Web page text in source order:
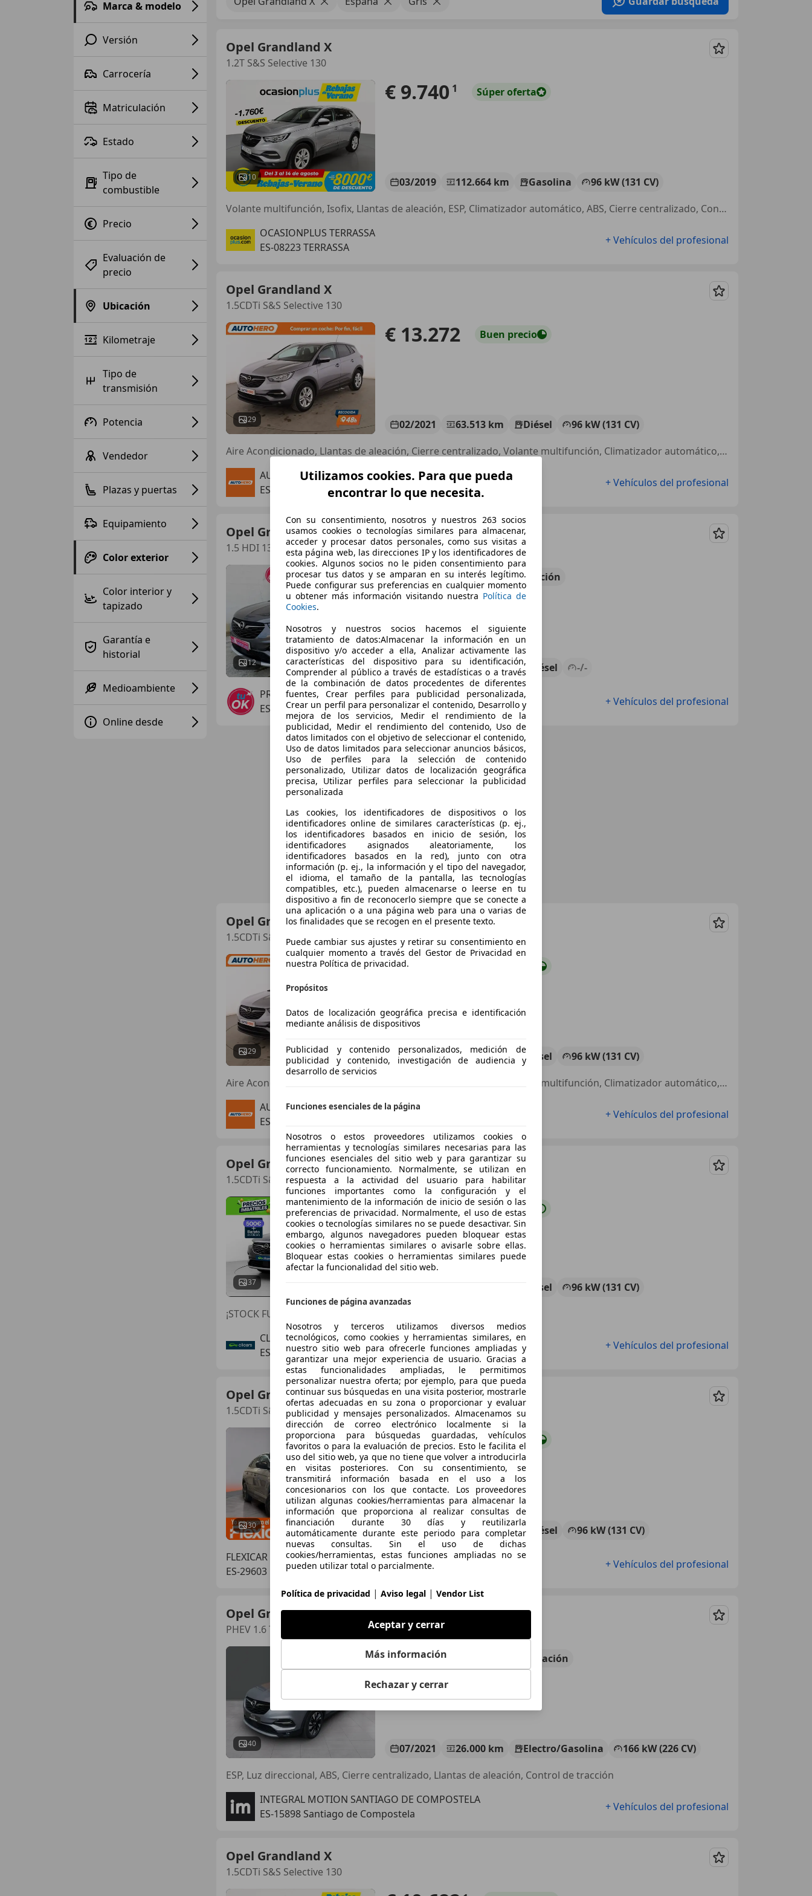
Marca & modelo
Versión
Carrocería
Matriculación
Estado
Tipo de
combustible
Precio
Evaluación de
precio
Ubicación
Kilometraje
Tipo de
transmisión
Potencia
Vendedor
Plazas y puertas
Equipamiento
Color exterior
Color interior y
tapizado
Garantía e
historial
Medioambiente
Online desde
Opel Grandland X
1.2T S&S Selective 130
Guardar
10
€ 9.740 1 Súperoferta
03/2019 112.664 km Gasolina
96 kW (131 CV)
Volante multifunción, Isofix, Llantas de aleación, ESP, Climatizador automático, ABS, Cierre centralizado, Control de tracción
OCASIONPLUS TERRASSA
ES-08223 TERRASSA
+ Vehículos del profesional
Opel Grandland X
1.5CDTi S&S Selective 130
Guardar
29
€ 13.272 Buen precio
02/2021 63.513 km Diésel
96 kW (131 CV)
Aire Acondicionado, Llantas de aleación, Cierre centralizado, Volante multifunción, Climatizador automático, Control de tracción, ESP
AUTOHERO CENTER MADRID
ES-28050 MADRID
+ Vehículos del profesional
Opel Grandland X
1.5 HDI 130Cv
Guardar
12
€ 14.900 Sincomparación
05/2019 171.800 km Diésel
-/-
PRAGAMOVIL
ES-49023 ZAMORA
+ Vehículos del profesional
Opel Grandland X
1.5CDTi S&S Selective 130
Guardar
29
€ 13.272
02/2021 63.513 km Diésel
96 kW (131 CV)
Aire Acondicionado, Llantas de aleación, Cierre centralizado, Volante multifunción, Climatizador automático, Control de tracción, ESP
AUTOHERO BARCELONA
ES-08903 SANT ADRIÀ DE BESÒS
+ Vehículos del profesional
Opel Grandland X
1.5CDTi S&S 120 Aniversario 130
Guardar
37
€ 12.790 Preciojusto
Diésel
96 kW (131 CV)
¡STOCK FUERA! Hasta -45% dto sobre financiación!
CLICARS MADRID
ES-28021 MADRID
+ Vehículos del profesional
Opel Grandland X
1.5CDTi S&S Edition 130
Guardar
30
€ 11.490 Buenprecio
02/2020 117.083 km Diésel
96 kW (131 CV)
FLEXICAR MARBELLA
ES-29603 Marbella
+ Vehículos del profesional
Opel Grandland X
PHEV 1.6 Turbo Ultimate AT8 4x2
Guardar
40
€ 25.900 comparación
07/2021 26.000 km Electro/Gasolina
166 kW (226 CV)
ESP, Luz direccional, ABS, Cierre centralizado, Llantas de aleación, Control de tracción
INTEGRAL MOTION SANTIAGO DE COMPOSTELA
ES-15898 Santiago de Compostela
+ Vehículos del profesional
Opel Grandland X
1.5CDTi S&S Selective 130
Guardar
Utilizamos cookies. Para que pueda
encontrar lo que necesita.
Con su consentimiento, nosotros y nuestros 263 socios
usamos cookies o tecnologías similares para almacenar,
acceder y procesar datos personales, como sus visitas a
esta página web, las direcciones IP y los identificadores de
cookies. Algunos socios no le piden consentimiento para
procesar tus datos y se amparan en su interés legítimo.
Puede configurar sus preferencias en cualquier momento
u obtener más información visitando nuestra Política de
Cookies.
Nosotros y nuestros socios hacemos el siguiente
tratamiento de datos:Almacenar la información en un
dispositivo y/o acceder a ella, Analizar activamente las
características del dispositivo para su identificación,
Comprender al público a través de estadísticas o a través
de la combinación de datos procedentes de diferentes
fuentes, Crear perfiles para publicidad personalizada,
Crear un perfil para personalizar el contenido, Desarrollo y
mejora de los servicios, Medir el rendimiento de la
publicidad, Medir el rendimiento del contenido, Uso de
datos limitados con el objetivo de seleccionar el contenido,
Uso de datos limitados para seleccionar anuncios básicos,
Uso de perfiles para la selección de contenido
personalizado, Utilizar datos de localización geográfica
precisa, Utilizar perfiles para seleccionar la publicidad
personalizada
Las cookies, los identificadores de dispositivos o los
identificadores online de similares características (p. ej.,
los identificadores basados en inicio de sesión, los
identificadores asignados aleatoriamente, los
identificadores basados en la red), junto con otra
información (p. ej., la información y el tipo del navegador,
el idioma, el tamaño de la pantalla, las tecnologías
compatibles, etc.), pueden almacenarse o leerse en tu
dispositivo a fin de reconocerlo siempre que se conecte a
una aplicación o a una página web para una o varias de
los finalidades que se recogen en el presente texto.
Puede cambiar sus ajustes y retirar su consentimiento en
cualquier momento a través del Gestor de Privacidad en
nuestra Política de privacidad.
Propósitos
Datos de localización geográfica precisa e identificación
mediante análisis de dispositivos
Publicidad y contenido personalizados, medición de
publicidad y contenido, investigación de audiencia y
desarrollo de servicios
Funciones esenciales de la página
Nosotros o estos proveedores utilizamos cookies o
herramientas y tecnologías similares necesarias para las
funciones esenciales del sitio web y para garantizar su
correcto funcionamiento. Normalmente, se utilizan en
respuesta a la actividad del usuario para habilitar
funciones importantes como la configuración y el
mantenimiento de la información de inicio de sesión o las
preferencias de privacidad. Normalmente, el uso de estas
cookies o tecnologías similares no se puede desactivar. Sin
embargo, algunos navegadores pueden bloquear estas
cookies o herramientas similares o avisarle sobre ellas.
Bloquear estas cookies o herramientas similares puede
afectar la funcionalidad del sitio web.
Funciones de página avanzadas
Nosotros y terceros utilizamos diversos medios
tecnológicos, como cookies y herramientas similares, en
nuestro sitio web para ofrecerle funciones ampliadas y
garantizar una mejor experiencia de usuario. Gracias a
estas funcionalidades ampliadas, le permitimos
personalizar nuestra oferta; por ejemplo, para que pueda
continuar sus búsquedas en una visita posterior, mostrarle
ofertas adecuadas en su zona o proporcionar y evaluar
publicidad y mensajes personalizados. Almacenamos su
dirección de correo electrónico localmente si la
proporciona para búsquedas guardadas, vehículos
favoritos o para la evaluación de precios. Esto le facilita el
uso del sitio web, ya que no tiene que volver a introducirla
en visitas posteriores. Con su consentimiento, se
transmitirá información basada en el uso a los
concesionarios con los que contacte. Los proveedores
utilizan algunas cookies/herramientas para almacenar la
información que proporciona al realizar consultas de
financiación durante 30 días y reutilizarla
automáticamente durante este periodo para completar
nuevas consultas. Sin el uso de dichas
cookies/herramientas, estas funciones ampliadas no se
pueden utilizar total o parcialmente.
Política de privacidad | Aviso legal | Vendor List
Aceptar y cerrar
Más información
Rechazar y cerrar